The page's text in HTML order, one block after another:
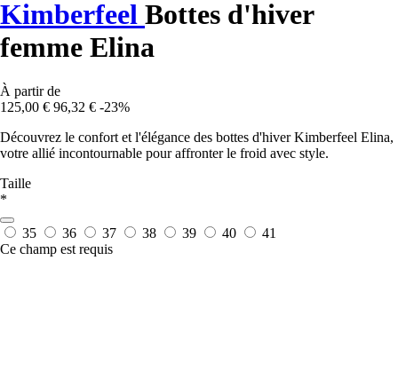
Kimberfeel Bottes d'hiver
femme Elina
À partir de
125,00 € 96,32 € -23%
Découvrez le confort et l'élégance des bottes d'hiver Kimberfeel Elina,
votre allié incontournable pour affronter le froid avec style.
Taille
*
35 36 37 38 39 40
41
Ce champ est requis